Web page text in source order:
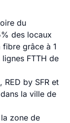
du
des locaux
grâce à 1
FTTH de
RED by SFR et
la ville de
zone de